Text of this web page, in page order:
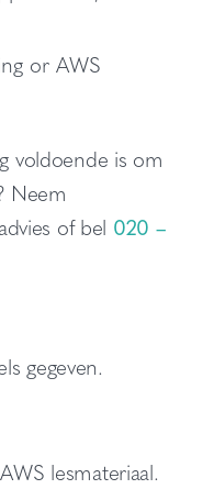
or AWS
voldoende is om
Neem
of bel 020 –
gegeven.
lesmateriaal.